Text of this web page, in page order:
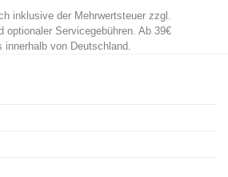
inklusive der Mehrwertsteuer zzgl.
optionaler Servicegebühren. Ab 39€
von Deutschland.